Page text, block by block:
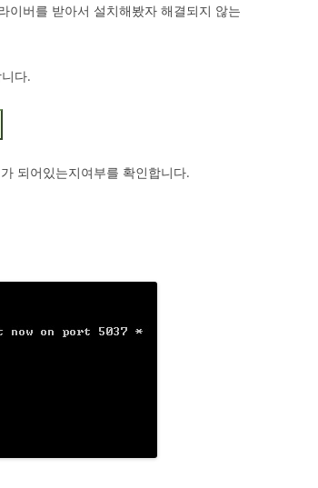
이버를 받아서 설치해봤자 해결되지 않는
다.
되어있는지여부를 확인합니다.